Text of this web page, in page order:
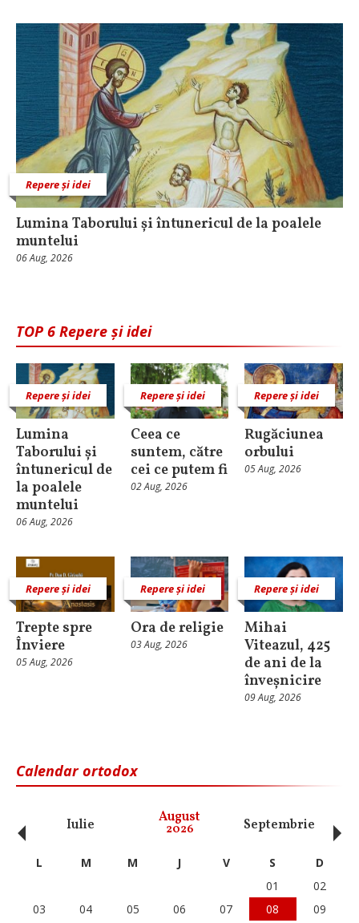
Repere și idei
Lumina Taborului și întunericul de la poalele
muntelui
06 Aug, 2026
TOP 6 Repere și idei
Repere și idei
Lumina
Taborului și
întunericul de
la poalele
muntelui
06 Aug, 2026
Repere și idei
Ceea ce
suntem, către
cei ce putem fi
02 Aug, 2026
Repere și idei
Rugăciunea
orbului
05 Aug, 2026
Repere și idei
Trepte spre
Înviere
05 Aug, 2026
Repere și idei
Ora de religie
03 Aug, 2026
Repere și idei
Mihai
Viteazul, 425
de ani de la
înveșnicire
09 Aug, 2026
Calendar ortodox
Iulie August
2026 Septembrie
‹ L M M J V S
D
01
02
03
04 05 06 07 08
09